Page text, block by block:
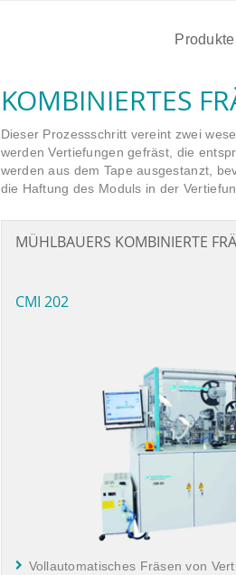
Produkte
KOMBINIERTES
Dieser Prozessschritt vereint zwei
werden Vertiefungen gefräst, die
werden aus dem Tape ausgestanzt,
die Haftung des Moduls in der
MÜHLBAUERS KOMBINIERTE
CMI 202
Vollautomatisches Fräsen von